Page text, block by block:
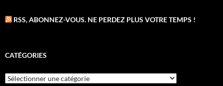
RSS, ABONNEZ-VOUS. NE PERDEZ PLUS VOTRE TEMPS !
CATÉGORIES
Catégories